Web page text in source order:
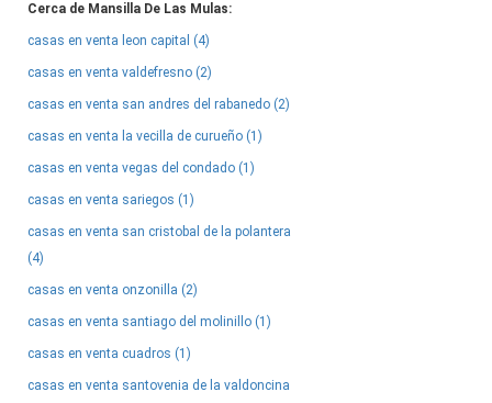
Cerca de Mansilla De Las Mulas:
casas en venta leon capital (4)
casas en venta valdefresno (2)
casas en venta san andres del rabanedo (2)
casas en venta la vecilla de curueño (1)
casas en venta vegas del condado (1)
casas en venta sariegos (1)
casas en venta san cristobal de la polantera
(4)
casas en venta onzonilla (2)
casas en venta santiago del molinillo (1)
casas en venta cuadros (1)
casas en venta santovenia de la valdoncina